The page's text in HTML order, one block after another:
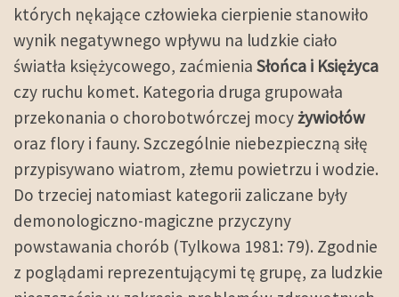
których nękające człowieka cierpienie stanowiło
wynik negatywnego wpływu na ludzkie ciało
światła księżycowego, zaćmienia Słońca i Księżyca
czy ruchu komet. Kategoria druga grupowała
przekonania o chorobotwórczej mocyżywiołów
oraz flory i fauny. Szczególnie niebezpieczną siłę
przypisywano wiatrom, złemu powietrzu i wodzie.
Do trzeciej natomiast kategorii zaliczane były
demonologiczno-magiczne przyczyny
powstawania chorób (Tylkowa 1981: 79). Zgodnie
z poglądami reprezentującymi tę grupę, za ludzkie